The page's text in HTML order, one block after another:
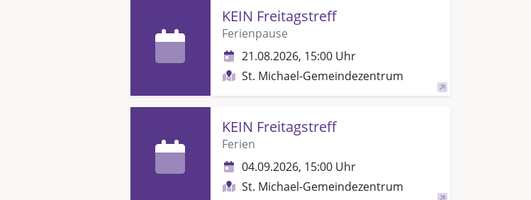
KEIN Freitagstreff
Ferienpause
21.08.2026, 15:00 Uhr
St. Michael-Gemeindezentrum
KEIN Freitagstreff
Ferien
04.09.2026, 15:00 Uhr
St. Michael-Gemeindezentrum